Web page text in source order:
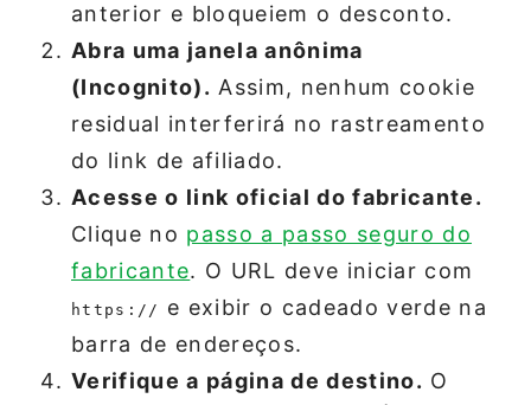
anterior e bloqueiem o desconto.
Abra uma janela anônima
(Incognito). Assim, nenhum cookie
residual interferirá no rastreamento
do link de afiliado.
Acesse o link oficial do fabricante.
Clique no passo a passo seguro do
fabricante. O URL deve iniciar com
https://
e exibir o cadeado verde na
barra de endereços.
Verifique a página de destino. O